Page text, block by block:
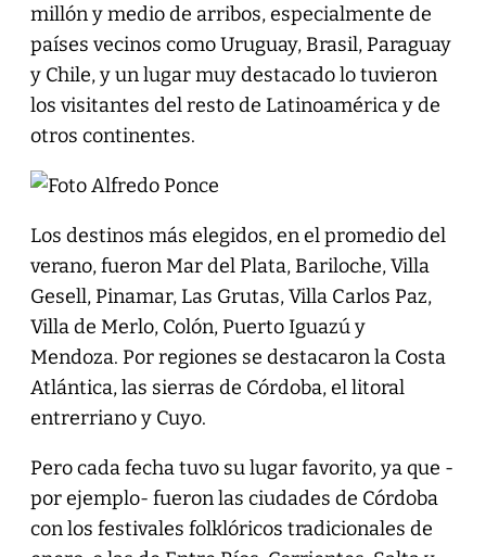
millón y medio de arribos, especialmente de
países vecinos como Uruguay, Brasil, Paraguay
y Chile, y un lugar muy destacado lo tuvieron
los visitantes del resto de Latinoamérica y de
otros continentes.
Los destinos más elegidos, en el promedio del
verano, fueron Mar del Plata, Bariloche, Villa
Gesell, Pinamar, Las Grutas, Villa Carlos Paz,
Villa de Merlo, Colón, Puerto Iguazú y
Mendoza. Por regiones se destacaron la Costa
Atlántica, las sierras de Córdoba, el litoral
entrerriano y Cuyo.
Pero cada fecha tuvo su lugar favorito, ya que -
por ejemplo- fueron las ciudades de Córdoba
con los festivales folklóricos tradicionales de